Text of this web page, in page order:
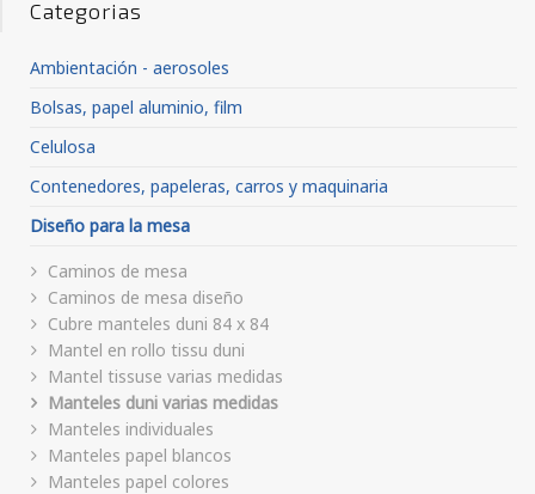
Categorias
Ambientación - aerosoles
Bolsas, papel aluminio, film
Celulosa
Contenedores, papeleras, carros y maquinaria
Diseño para la mesa
Caminos de mesa
Caminos de mesa diseño
Cubre manteles duni 84 x 84
Mantel en rollo tissu duni
Mantel tissuse varias medidas
Manteles duni varias medidas
Manteles individuales
Manteles papel blancos
Manteles papel colores